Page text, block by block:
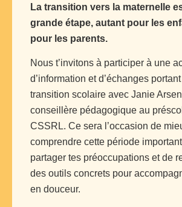
La transition vers la maternelle
grande étape, autant pour les
pour les parents.
Nous t’invitons à participer à une
d’information et d’échanges
transition scolaire avec Janie
conseillère pédagogique au
CSSRL. Ce sera l’occasion de
comprendre cette période
partager tes préoccupations et de
des outils concrets pour
en douceur.